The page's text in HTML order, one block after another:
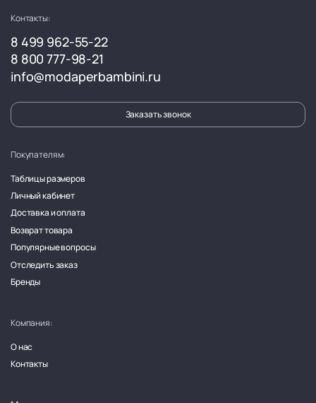
Контакты:
8 499 962-55-22
8 800 777-98-21
info@modaperbambini.ru
Заказать звонок
Покупателям:
Таблицы размеров
Личный кабинет
Доставка и оплата
Возврат товара
Популярные вопросы
Отследить заказ
Бренды
Компания:
О нас
Контакты